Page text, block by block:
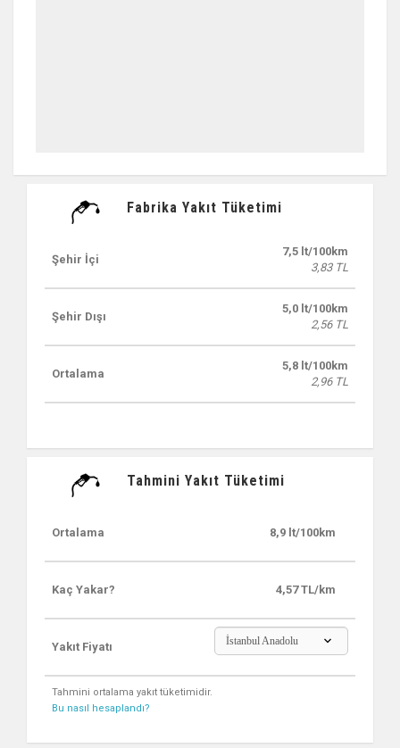
Fabrika Yakıt Tüketimi
Şehir İçi
7,5 lt/100km
3,83 TL
Şehir Dışı
5,0 lt/100km
2,56 TL
Ortalama
5,8 lt/100km
2,96 TL
Tahmini Yakıt Tüketimi
Ortalama 8,9 lt/100km
Kaç Yakar? 4,57 TL/km
Yakıt Fiyatı İstanbul Anadolu
Tahmini ortalama yakıt tüketimidir.
Bu nasıl hesaplandı?